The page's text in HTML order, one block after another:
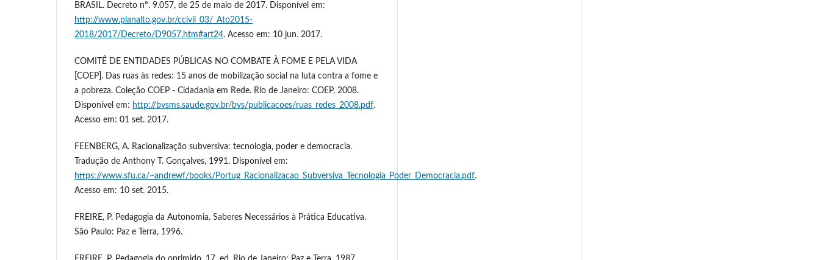
BRASIL. Decreto nº. 9.057, de 25 de maio de 2017. Disponível em:
http://www.planalto.gov.br/ccivil_03/_Ato2015-
2018/2017/Decreto/D9057.htm#art24. Acesso em: 10 jun. 2017.
COMITÊ DE ENTIDADES PÚBLICAS NO COMBATE À FOME E PELA VIDA
[COEP]. Das ruas às redes: 15 anos de mobilização social na luta contra a fome e
a pobreza. Coleção COEP - Cidadania em Rede. Rio de Janeiro: COEP, 2008.
Disponível em: http://bvsms.saude.gov.br/bvs/publicacoes/ruas_redes_2008.pdf.
Acesso em: 01 set. 2017.
FEENBERG, A. Racionalização subversiva: tecnologia, poder e democracia.
Tradução de Anthony T. Gonçalves, 1991. Disponível em:
https://www.sfu.ca/~andrewf/books/Portug_Racionalizacao_Subversiva_Tecnologia_Poder_Democracia.pdf.
Acesso em: 10 set. 2015.
FREIRE, P. Pedagogia da Autonomia. Saberes Necessários à Prática Educativa.
São Paulo: Paz e Terra, 1996.